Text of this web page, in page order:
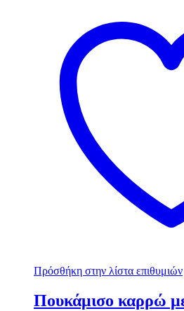
Πρόσθήκη στην λίστα επιθυμιών
Πουκάμισο καρρώ